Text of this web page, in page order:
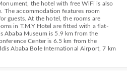
the hotel with free WiFi is also
The accommodation features room
guests. At the hotel, the rooms are
in T.M.Y Hotel are fitted with a flat-
Ababa Museum is 5.9 km from the
Center is 6.5 km from the
Ababa Bole International Airport, 7 km